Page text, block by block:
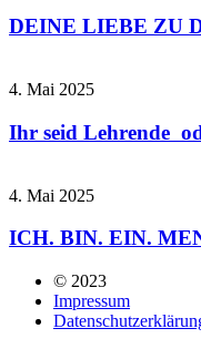
DEINE LIEBE ZU
4. Mai 2025
Ihr seid Lehrende
4. Mai 2025
ICH. BIN. EIN.
© 2023
Impressum